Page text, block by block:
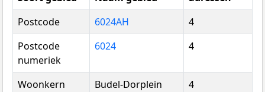
Postcode
6024AH
4
Postcode
numeriek
6024 4
Woonkern Budel-Dorplein
4